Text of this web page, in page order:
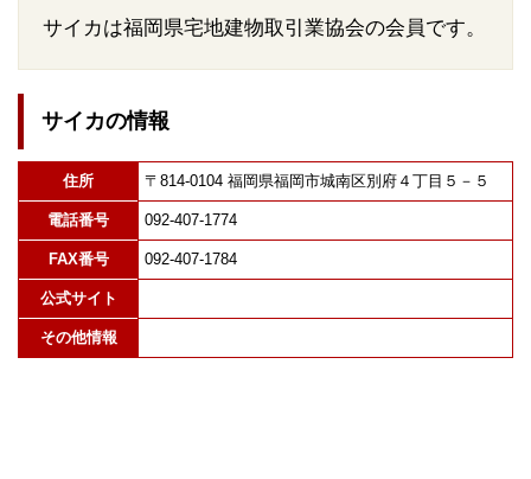
サイカは福岡県宅地建物取引業協会の会員です。
サイカの情報
住所 〒814-0104 福岡県福岡市城南区別府４丁目５－５
電話番号 092-407-1774
FAX番号 092-407-1784
公式サイト
その他情報